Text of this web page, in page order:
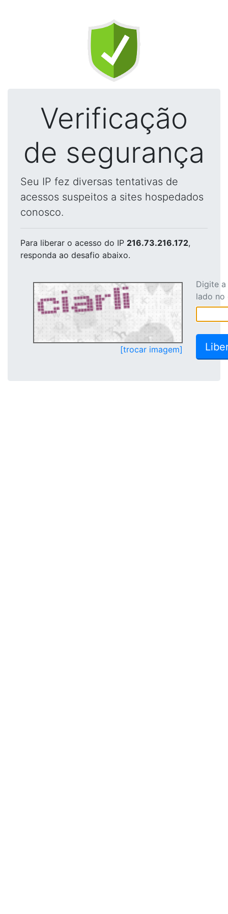
Verificação
de segurança
Seu IP fez diversas tentativas de
acessos suspeitos a sites hospedados
conosco.
Para liberar o acesso do IP 216.73.216.172,
responda ao desafio abaixo.
[trocar imagem]
Digite
lado no